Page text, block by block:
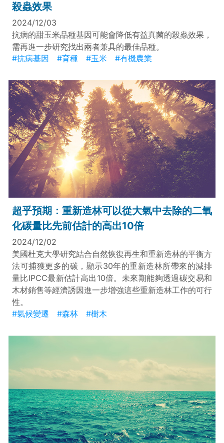
殺蟲效果
2024/12/03
抗病的甜玉米品種基因可能會降低有益真菌的殺蟲效果，
需再進一步研究找出兩者兼具的最佳品種。
#抗病基因
#育種 #玉米 #有機農業
超乎預期：重新造林可以從大氣中去除的二氧
化碳量比先前估計的高出10倍
2024/12/02
美國杜克大學研究結合自然恢復再生和重新造林的平衡方
法可捕獲更多的碳，顯示30年的重新造林所帶來的減排
量比IPCC最新估計高出10倍。未來期能夠透過碳交易和
木材銷售等經濟誘因進一步增強這些重新造林工作的可行
性。
#氣候變遷
#森林 #樹木